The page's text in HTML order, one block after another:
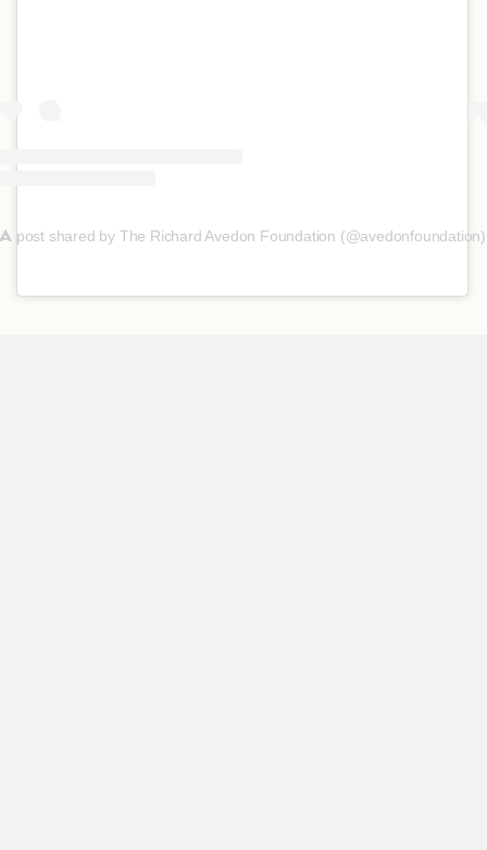
A post shared by The Richard Avedon Foundation (@avedonfoundation)